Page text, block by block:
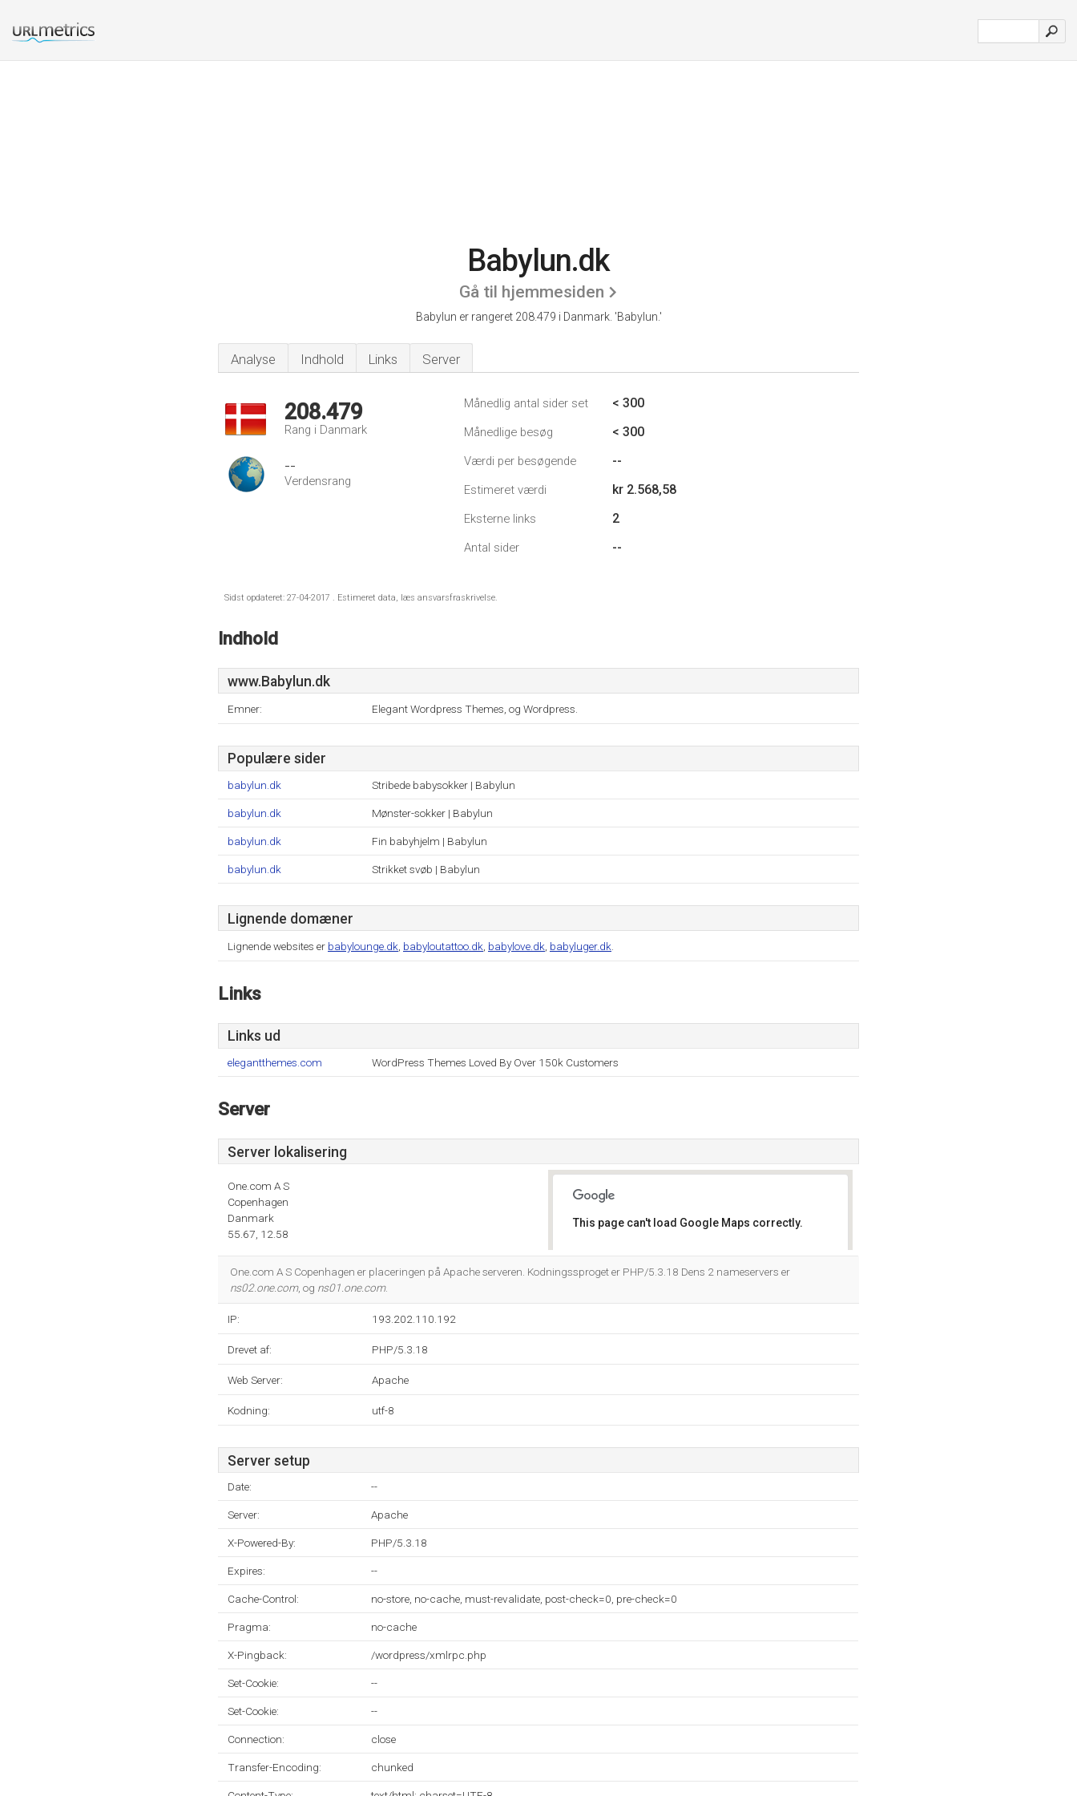
Babylun.dk
Gå til hjemmesiden
Babylun er rangeret 208.479 i Danmark. 'Babylun.'
Analyse Indhold Links Server
208.479
Rang i Danmark
--
Verdensrang
Månedlig antal sider set < 300
Månedlige besøg < 300
Værdi per besøgende --
Estimeret værdi kr 2.568,58
Eksterne links 2
Antal sider --
Sidst opdateret: 27-04-2017 . Estimeret data, læs ansvarsfraskrivelse.
Indhold
www.Babylun.dk
Emner: Elegant Wordpress Themes, og Wordpress.
Populære sider
babylun.dk Stribede babysokker | Babylun
babylun.dk Mønster-sokker | Babylun
babylun.dk Fin babyhjelm | Babylun
babylun.dk Strikket svøb | Babylun
Lignende domæner
Lignende websites er babylounge.dk babyloutattoo.dk babylove.dk babyluger.dk
Links
Links ud
elegantthemes.com WordPress Themes Loved By Over 150k Customers
Server
Server lokalisering
One.com A S
Copenhagen
Danmark
55.67, 12.58
This page can't load Google Maps correctly.
One.com A S Copenhagen er placeringen på Apache serveren. Kodningssproget er PHP/5.3.18 Dens 2 nameservers er
ns02.one.com, og ns01.one.com.
IP: 193.202.110.192
Drevet af: PHP/5.3.18
Web Server: Apache
Kodning: utf-8
Server setup
Date: --
Server: Apache
X-Powered-By: PHP/5.3.18
Expires: --
Cache-Control: no-store, no-cache, must-revalidate, post-check=0, pre-check=0
Pragma: no-cache
X-Pingback: /wordpress/xmlrpc.php
Set-Cookie: --
Set-Cookie: --
Connection: close
Transfer-Encoding: chunked